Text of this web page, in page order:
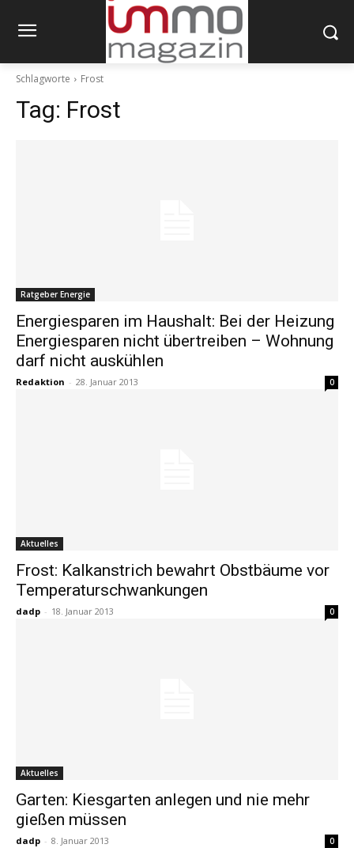
Schlagworte Frost
Tag: Frost
Ratgeber Energie
Energiesparen im Haushalt: Bei der Heizung
Energiesparen nicht übertreiben – Wohnung
darf nicht auskühlen
Redaktion - 28. Januar 2013 0
Aktuelles
Frost: Kalkanstrich bewahrt Obstbäume vor
Temperaturschwankungen
dadp - 18. Januar 2013 0
Aktuelles
Garten: Kiesgarten anlegen und nie mehr
gießen müssen
dadp - 8. Januar 2013 0